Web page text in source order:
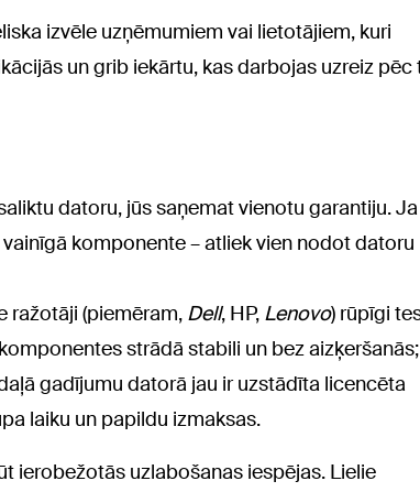
izvēle uzņēmumiem vai lietotājiem, kuri
un grib iekārtu, kas darbojas uzreiz pēc
datoru, jūs saņemat vienotu garantiju. Ja
komponente – atliek vien nodot datoru
ražotāji (piemēram, Dell, HP, Lenovo) rūpīgi
strādā stabili un bez aizķeršanās;
gadījumu datorā jau ir uzstādīta licencēta
laiku un papildu izmaksas.
ierobežotās uzlabošanas iespējas. Lielie